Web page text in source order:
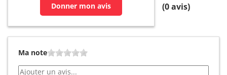
Donner mon avis
(0avis)
Ma note